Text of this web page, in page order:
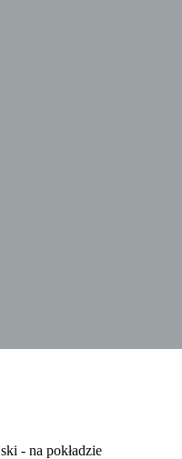
- na pokładzie